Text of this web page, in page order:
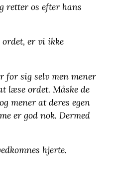
retter os efter hans
er vi ikke
for sig selv men mener
læse ordet. Måske de
mener at deres egen
er god nok. Dermed
hjerte.